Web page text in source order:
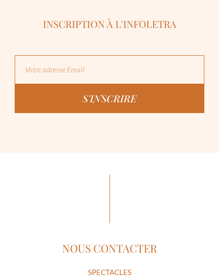
INSCRIPTION À L'INFOLETRA
S'INSCRIRE
NOUS CONTACTER
SPECTACLES